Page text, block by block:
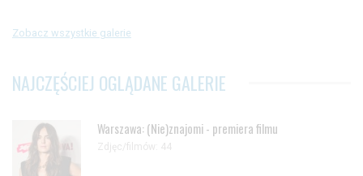
Zobacz wszystkie galerie
NAJCZĘŚCIEJ OGLĄDANE GALERIE
Warszawa: (Nie)znajomi - premiera filmu
Zdjęc/filmów: 44